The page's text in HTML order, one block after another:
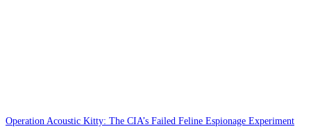
Operation Acoustic Kitty: The CIA’s Failed Feline Espionage Experiment